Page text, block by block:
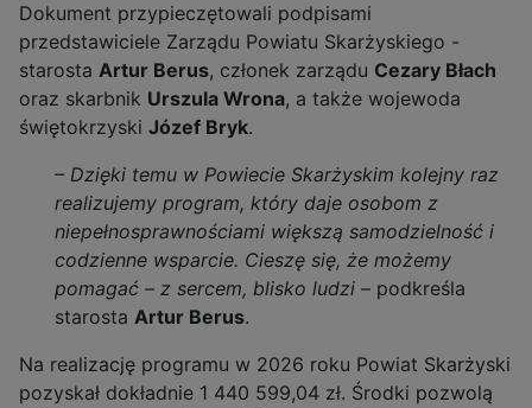
Dokument przypieczętowali podpisami
przedstawiciele Zarządu Powiatu Skarżyskiego -
starosta Artur Berus, członek zarządu Cezary Błach
oraz skarbnik Urszula Wrona, a także wojewoda
świętokrzyski Józef Bryk.
– Dzięki temu w Powiecie Skarżyskim kolejny raz
realizujemy program, który daje osobom z
niepełnosprawnościami większą samodzielność i
codzienne wsparcie. Cieszę się, że możemy
pomagać – z sercem, blisko ludzi – podkreśla
starosta Artur Berus.
Na realizację programu w 2026 roku Powiat Skarżyski
pozyskał dokładnie 1 440 599,04 zł. Środki pozwolą